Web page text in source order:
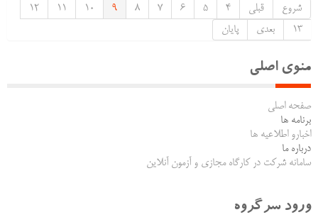
شروع
قبلی 4
5
6
7
8
9
10
11
12
13
بعدی پایان
منوی اصلی
صفحه اصلی
برنامه ها
اخبارو اطلاعیه ها
درباره ما
سامانه شرکت در کارگاه مجازی و آزمون آنلاین
ورود سرگروه